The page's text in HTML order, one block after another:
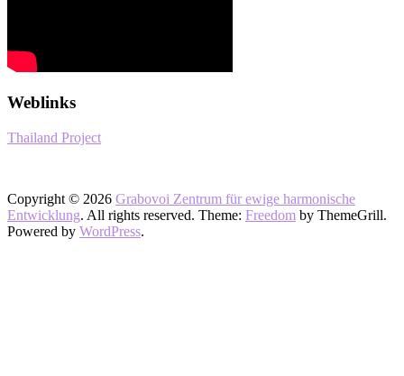
Weblinks
Thailand Project
Copyright © 2026 Grabovoi Zentrum für ewige harmonische
Entwicklung. All rights reserved. Theme: Freedom by ThemeGrill.
Powered by WordPress.